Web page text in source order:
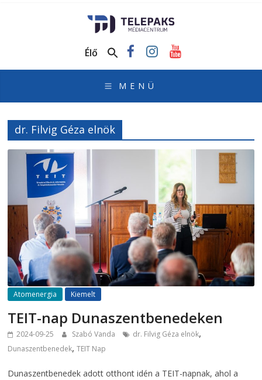
Médiacentrum
honlapja
Élő
dr. Filvig Géza elnök
Atomenergia Kiemelt
TEIT-nap Dunaszentbenedeken
2024-09-25 Szabó Vanda dr. Filvig Géza elnök,
Dunaszentbenedek,TEIT Nap
Dunaszentbenedek adott otthont idén a TEIT-napnak, ahol a